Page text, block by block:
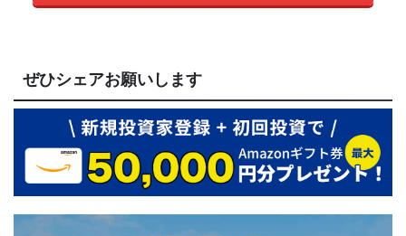
ぜひシェアお願いします